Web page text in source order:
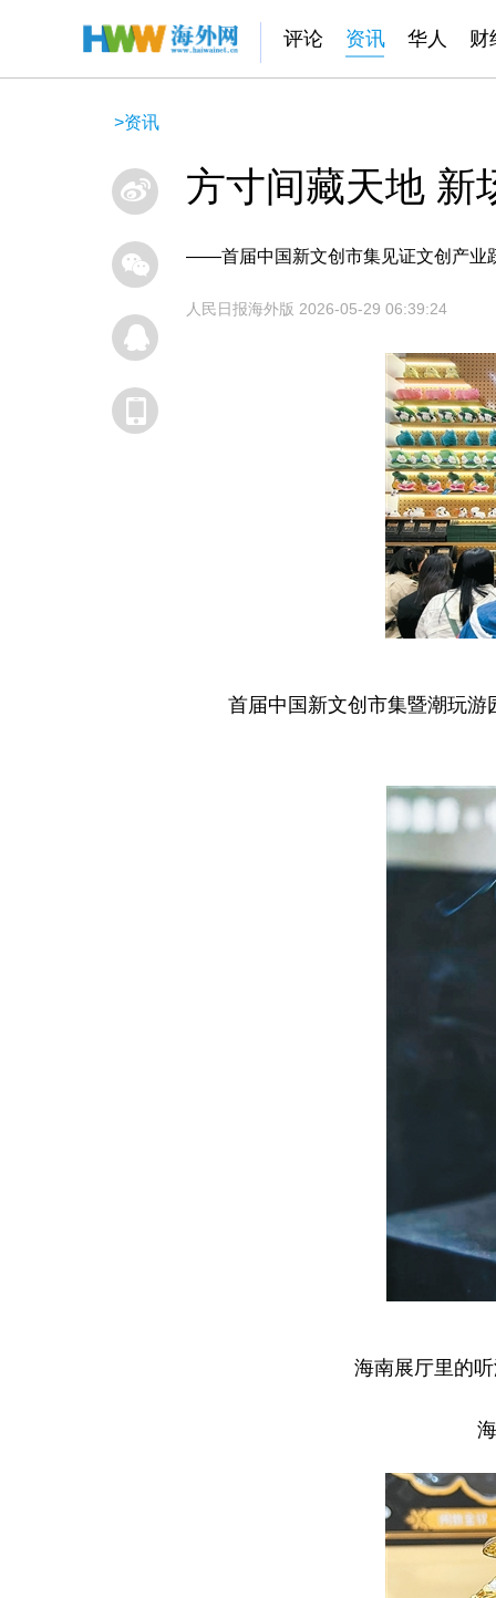
评论 资讯 华人 财
>资讯
方寸间藏天地 新
——首届中国新文创市集见证文创产业
人民日报海外版 2026-05-29 06:39:24
首届中国新文创市集暨潮玩
海南展厅里的